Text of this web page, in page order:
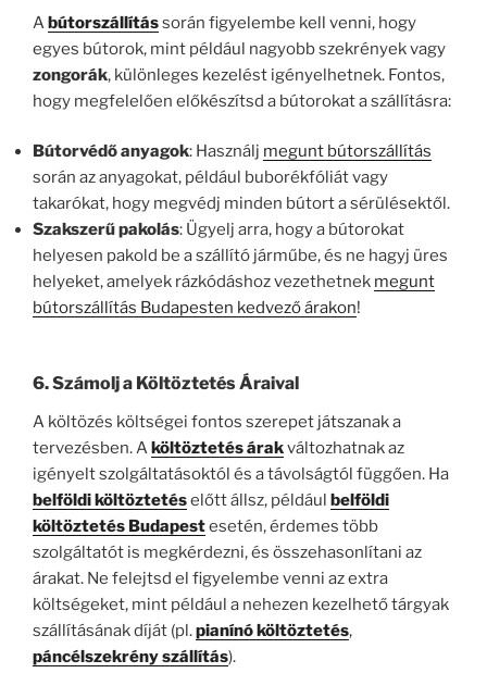
A bútorszállítássorán figyelembe kell venni, hogy
egyes bútorok, mint például nagyobb szekrények vagy
zongorák, különleges kezelést igényelhetnek. Fontos,
hogy megfelelően előkészítsd a bútorokat a szállításra:
Bútorvédő anyagok: Használj megunt bútorszállítás
során az anyagokat, például buborékfóliát vagy
takarókat, hogy megvédj minden bútort a sérülésektől.
Szakszerű pakolás: Ügyelj arra, hogy a bútorokat
helyesen pakold be a szállító járműbe, és ne hagyj üres
helyeket, amelyek rázkódáshoz vezethetnek megunt
bútorszállítás Budapesten kedvező árakon!
6. Számolj a Költöztetés Áraival
A költözés költségei fontos szerepet játszanak a
tervezésben. A költöztetés árakváltozhatnak az
igényelt szolgáltatásoktól és a távolságtól függően. Ha
belföldi költöztetéselőtt állsz, például belföldi
költöztetés Budapestesetén, érdemes több
szolgáltatót is megkérdezni, és összehasonlítani az
árakat. Ne felejtsd el figyelembe venni az extra
költségeket, mint például a nehezen kezelhető tárgyak
szállításának díját (pl.pianínó költöztetés,
páncélszekrény szállítás).